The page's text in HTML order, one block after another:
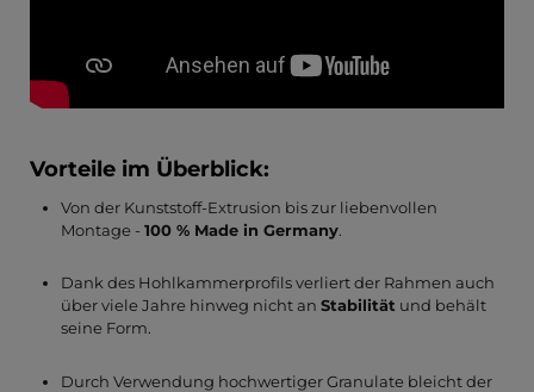
Vorteile im Überblick:
Von der Kunststoff-Extrusion bis zur liebenvollen
Montage - 100 % Made in Germany.
Dank des Hohlkammerprofils verliert der Rahmen auch
über viele Jahre hinweg nicht an Stabilitätund behält
seine Form.
Durch Verwendung hochwertiger Granulate bleicht der